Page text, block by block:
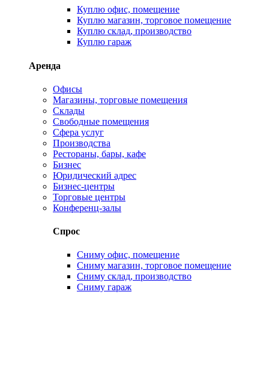
Куплю офис, помещение
Куплю магазин, торговое помещение
Куплю склад, производство
Куплю гараж
Аренда
Офисы
Магазины, торговые помещения
Склады
Свободные помещения
Сфера услуг
Производства
Рестораны, бары, кафе
Бизнес
Юридический адрес
Бизнес-центры
Торговые центры
Конференц-залы
Спрос
Сниму офис, помещение
Сниму магазин, торговое помещение
Сниму склад, производство
Сниму гараж